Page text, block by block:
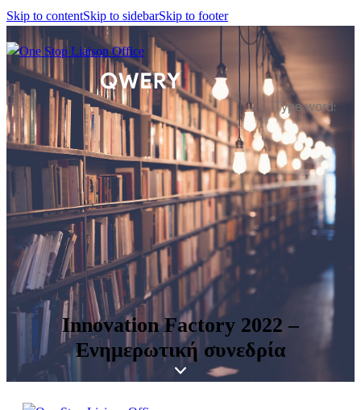
Skip to contentSkip to sidebarSkip to footer
Innovation Factory 2022 –
Ενημερωτική συνεδρία